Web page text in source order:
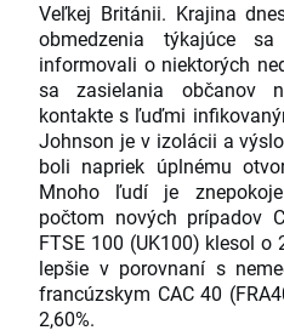
Veľkej Británii. Krajina
obmedzenia týkajúce
informovali o niektorých
sa zasielania občanov
kontakte s ľuďmi
Johnson je v izolácii a
boli napriek úplnému
Mnoho ľudí je
počtom nových prípadov
FTSE 100 (UK100) klesol o
lepšie v porovnaní s
francúzskym CAC 40
2,60%.